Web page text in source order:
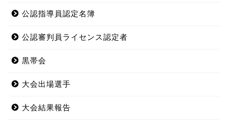
公認指導員認定名簿
公認審判員ライセンス認定者
黒帯会
大会出場選手
大会結果報告